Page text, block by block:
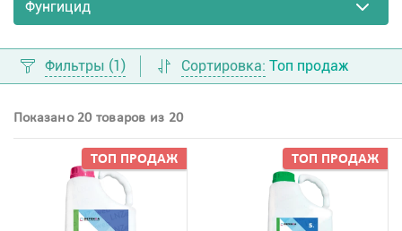
Фильтры (1) Сортировка: Топ продаж
Показано 20 товаров из 20
ТОП ПРОДАЖ ТОП ПРОДАЖ